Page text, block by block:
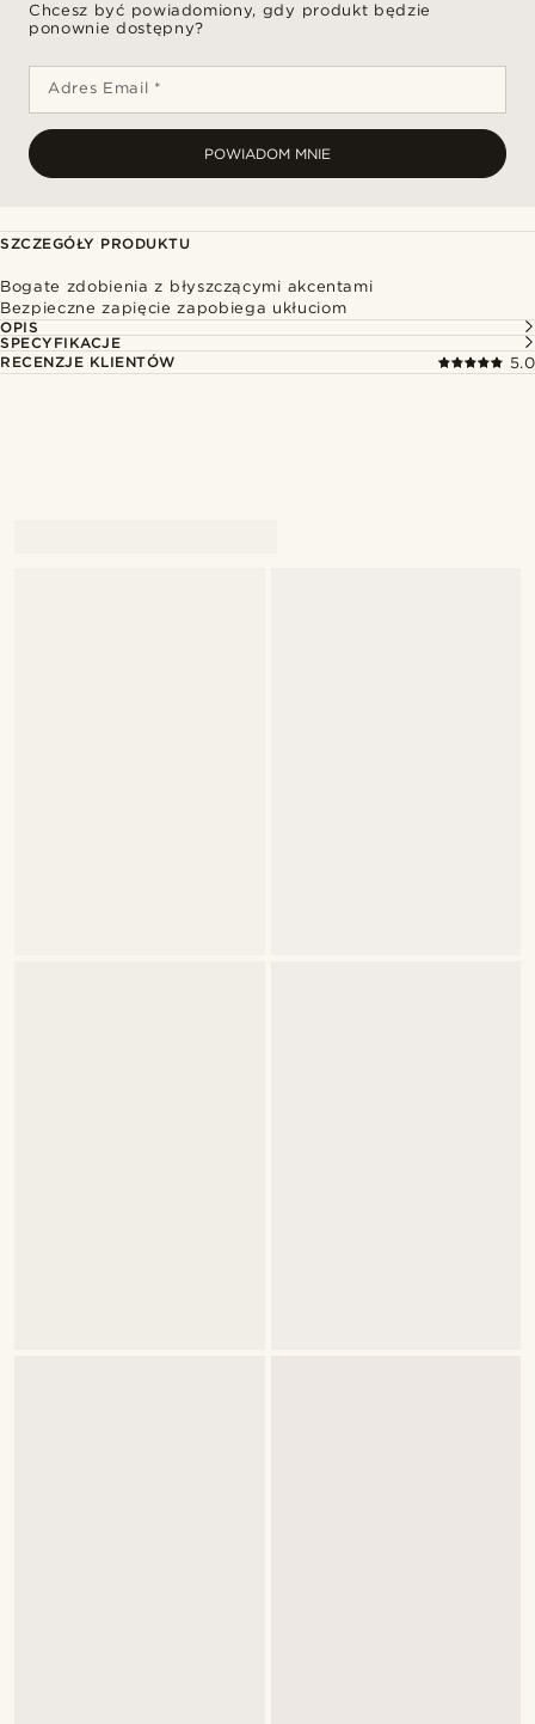
Chcesz być powiadomiony, gdy produkt będzie
ponownie dostępny?
Adres Email *
POWIADOM MNIE
SZCZEGÓŁY PRODUKTU
Bogate zdobienia z błyszczącymi akcentami
Bezpieczne zapięcie zapobiega ukłuciom
OPIS
SPECYFIKACJE
RECENZJE KLIENTÓW
5.0